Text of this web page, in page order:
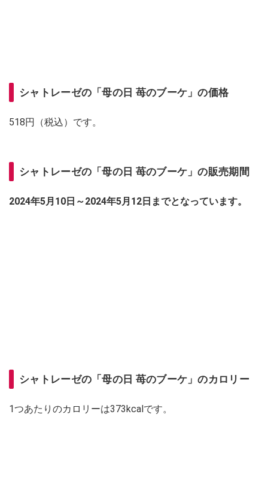
シャトレーゼの「母の日 苺のブーケ」の価格
518円（税込）です。
シャトレーゼの「母の日 苺のブーケ」の販売期間
2024年5月10日～2024年5月12日までとなっています。
シャトレーゼの「母の日 苺のブーケ」のカロリー
1つあたりのカロリーは373kcalです。